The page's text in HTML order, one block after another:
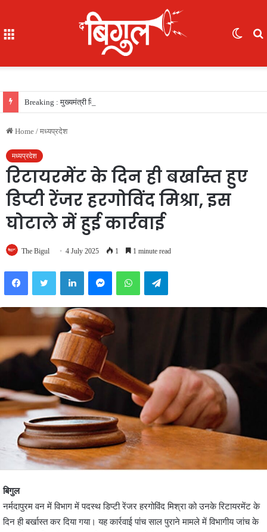
Home / मध्यप्रदेश
मध्यप्रदेश
रिटायरमेंट के दिन ही बर्खास्त हुए
डिप्टी रेंजर हरगोविंद मिश्रा, इस
घोटाले में हुई कार्रवाई
The Bigul 4 July 2025 1 1 minute read
FacebookTwitter LinkedInMessengerWhatsAppTelegram
बिगुल
नर्मदापुरम वन में विभाग में पदस्थ डिप्टी रेंजर हरगोविंद मिश्रा को उनके रिटायरमेंट के
दिन ही बर्खास्त कर दिया गया। यह कार्रवाई पांच साल पुराने मामले में विभागीय जांच के